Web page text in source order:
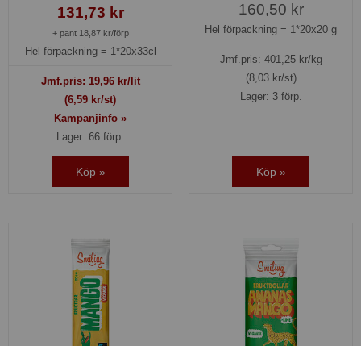
131,73 kr
+ pant 18,87 kr/förp
Hel förpackning = 1*20x33cl
Jmf.pris: 19,96kr/lit
(6,59 kr/st)
Kampanjinfo »
Lager: 66 förp.
Köp »
160,50 kr
Hel förpackning = 1*20x20 g
Jmf.pris: 401,25kr/kg
(8,03 kr/st)
Lager: 3 förp.
Köp »